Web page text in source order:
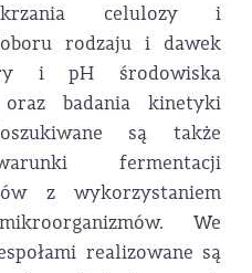
celulozy i
rodzaju i dawek
i pH środowiska
badania kinetyki
są także
fermentacji
z wykorzystaniem
We
realizowane są